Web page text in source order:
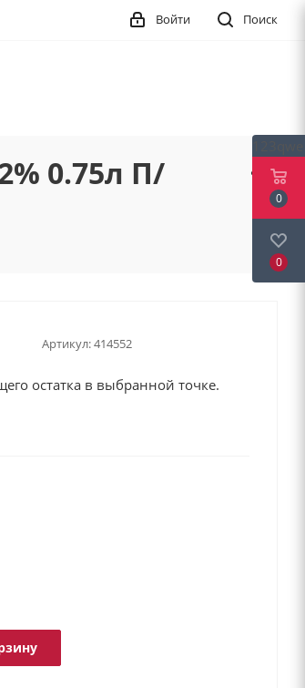
Поиск
Войти
0.75л П/
Артикул:414552
остатка в выбранной точке.
0
0